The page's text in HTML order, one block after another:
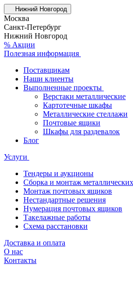
Нижний Новгород
Москва
Санкт-Петербург
Нижний Новгород
% Акции
Полезная информация
Поставщикам
Наши клиенты
Выполненные проекты
Верстаки металлические
Картотечные шкафы
Металлические стеллажи
Почтовые ящики
Шкафы для раздевалок
Блог
Услуги
Тендеры и аукционы
Сборка и монтаж
Монтаж почтовых ящиков
Нестандартные решения
Нумерация почтовых ящиков
Такелажные работы
Схема расстановки
Доставка и оплата
О нас
Контакты